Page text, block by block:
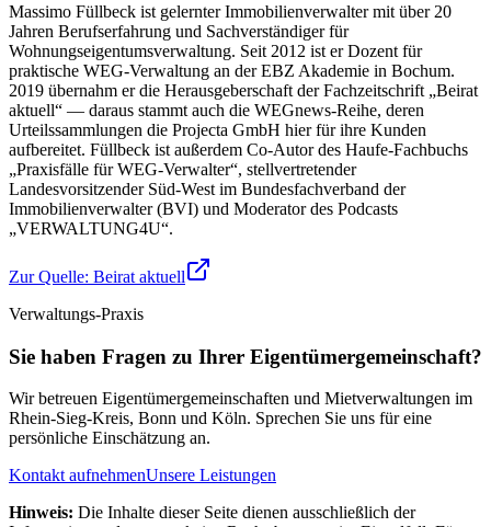
Massimo Füllbeck ist gelernter Immobilienverwalter mit über 20
Jahren Berufserfahrung und Sachverständiger für
Wohnungseigentumsverwaltung. Seit 2012 ist er Dozent für
praktische WEG-Verwaltung an der EBZ Akademie in Bochum.
2019 übernahm er die Herausgeberschaft der Fachzeitschrift „Beirat
aktuell“ — daraus stammt auch die WEGnews-Reihe, deren
Urteilssammlungen die Projecta GmbH hier für ihre Kunden
aufbereitet. Füllbeck ist außerdem Co-Autor des Haufe-Fachbuchs
„Praxisfälle für WEG-Verwalter“, stellvertretender
Landesvorsitzender Süd-West im Bundesfachverband der
Immobilienverwalter (BVI) und Moderator des Podcasts
„VERWALTUNG4U“.
Zur Quelle: Beirat aktuell
Verwaltungs-Praxis
Sie haben Fragen zu Ihrer Eigentümergemeinschaft?
Wir betreuen Eigentümergemeinschaften und Mietverwaltungen im
Rhein-Sieg-Kreis, Bonn und Köln. Sprechen Sie uns für eine
persönliche Einschätzung an.
Kontakt aufnehmenUnsere Leistungen
Hinweis: Die Inhalte dieser Seite dienen ausschließlich der